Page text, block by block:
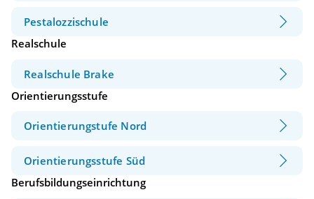
Pestalozzischule
Realschule
Realschule Brake
Orientierungsstufe
Orientierungstufe Nord
Orientierungsstufe Süd
Berufsbildungseinrichtung